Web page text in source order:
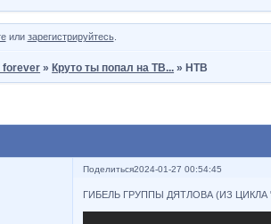
или зарегистрируйтесь.
forever »Круто ты попал на ТВ... »НТВ
Поделиться2024-01-27 00:54:45
ГИБЕЛЬ ГРУППЫ ДЯТЛОВА (ИЗ ЦИКЛА